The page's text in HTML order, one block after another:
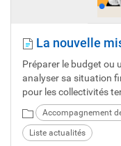
La nouvelle
Préparer le budget ou
analyser sa situation
pour les collectivités
accompagné par un
notre nouvelle mission
la vie !
Accompagnement
Liste actualités